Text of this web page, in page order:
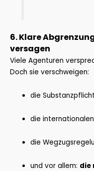
6. Klare
versagen
Viele Agenturen
Doch sie verschweigen:
die Substanzpflicht
die
die
und vor allem: die